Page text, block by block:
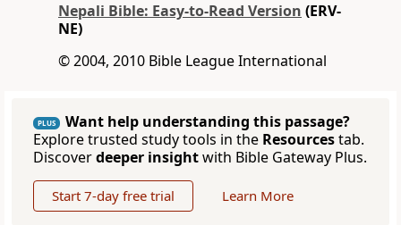
Nepali Bible: Easy-to-Read Version (ERV-
NE)
© 2004, 2010 Bible League International
PLUS
Want help understanding this passage?
Explore trusted study tools in the Resourcestab.
Discoverdeeper insightwith Bible Gateway Plus.
Start 7-day free trial Learn More